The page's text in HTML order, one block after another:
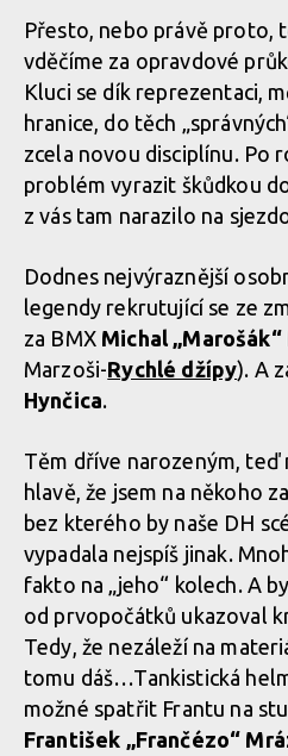
Přesto, nebo právě proto,
vděčíme za opravdové
Kluci se dík reprezentaci,
hranice, do těch
zcela novou disciplínu. Po
problém vyrazit škůdkou
z vás tam narazilo na
Dodnes nejvýraznější
legendy rekrutující se ze
za BMX Michal
Marzoši-Rychlé džípy). A
Hynčica.
Těm dříve narozeným, teď
hlavě, že jsem na někoho
bez kterého by naše DH
vypadala nejspíš jinak.
fakto na „jeho“ kolech. A
od prvopočátků ukazoval
Tedy, že nezáleží na
tomu dáš…Tankistická
možné spatřit Frantu na
František „Frančézo“